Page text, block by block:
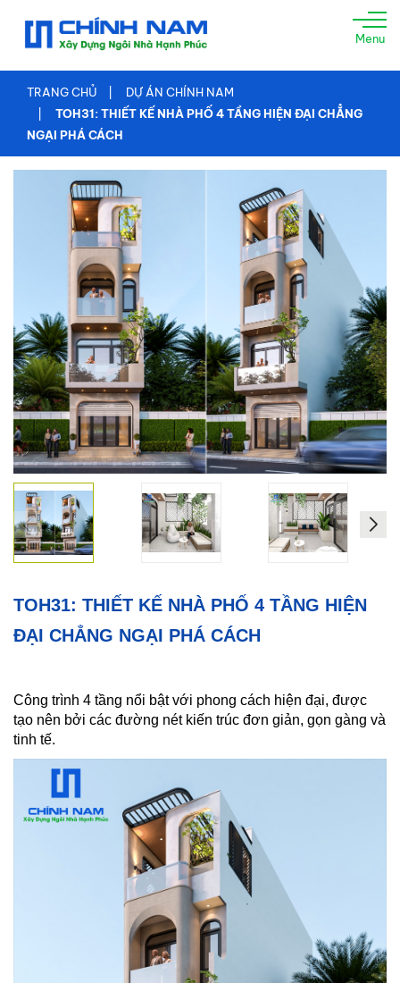
TRANG
CHỦ
GIỚI
THIỆU
XÂY
THI
CÔNG
XÂY
DỰNG
Xây
Dựng
Phần
Thô
Xây
Dựng
Phần
Thiện
HỖ
TRỢ
DỰ
ÁN
CHÍNH
TIN
Menu
TRANG CHỦ
DỰ ÁN CHÍNH NAM
TOH31: THIẾT KẾ NHÀ PHỐ 4 TẦNG HIỆN ĐẠI CHẲNG
NGẠI PHÁ CÁCH
TOH31: THIẾT KẾ NHÀ PHỐ 4 TẦNG HIỆN
ĐẠI CHẲNG NGẠI PHÁ CÁCH
Công trình 4 tầng nổi bật với phong cách hiện đại, được
tạo nên bởi các đường nét kiến trúc đơn giản, gọn gàng và
tinh tế.